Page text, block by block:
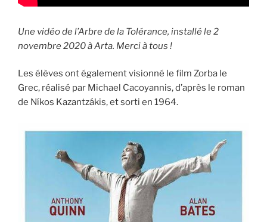
Une vidéo de l’Arbre de la Tolérance, installé le 2
novembre 2020 à Arta. Merci à tous !
Les élèves ont également visionné le film Zorba le
Grec, réalisé par Michael Cacoyannis, d’après le roman
de Níkos Kazantzákis, et sorti en 1964.